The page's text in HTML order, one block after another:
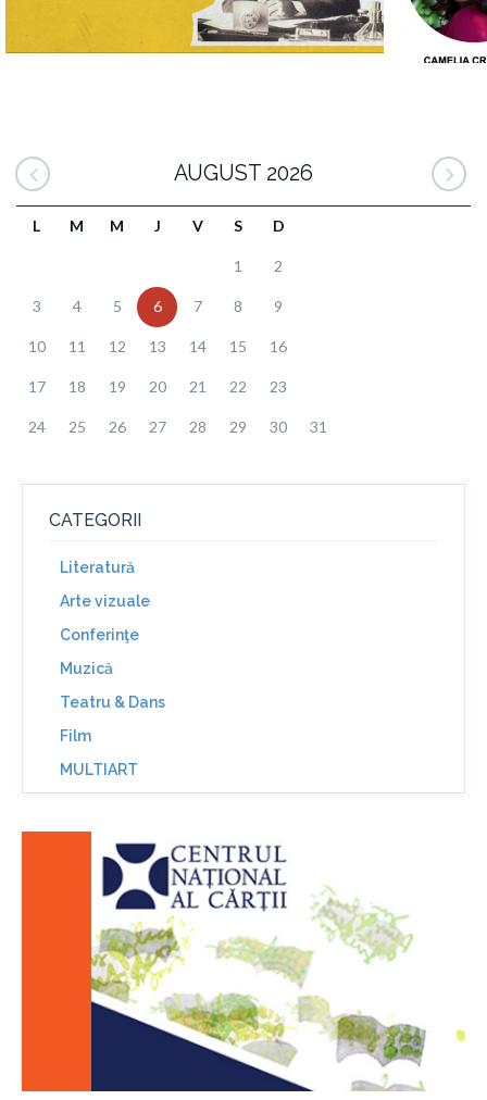
AUGUST 2026
L M M J V S D
1 2
3 4 5 6 7 8 9
10 11 12 13 14 15 16
17 18 19 20 21 22 23
24 25 26 27 28 29 30 31
CATEGORII
Literatură
Arte vizuale
Conferinţe
Muzică
Teatru & Dans
Film
MULTIART